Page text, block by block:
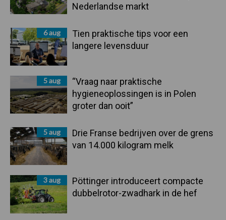
Nederlandse markt
6 aug
Tien praktische tips voor een
langere levensduur
5 aug
“Vraag naar praktische
hygieneoplossingen is in Polen
groter dan ooit”
5 aug
Drie Franse bedrijven over de grens
van 14.000 kilogram melk
3 aug
Pöttinger introduceert compacte
dubbelrotor-zwadhark in de hef